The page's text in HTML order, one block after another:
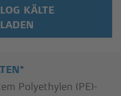
KÄLTE
Polyethylen (PE)-